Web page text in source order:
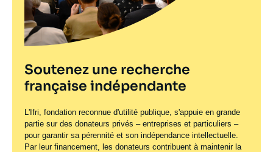
Soutenez une recherche
française indépendante
L'Ifri, fondation reconnue d'utilité publique, s'appuie en grande
partie sur des donateurs privés – entreprises et particuliers –
pour garantir sa pérennité et son indépendance intellectuelle.
Par leur financement, les donateurs contribuent à maintenir la